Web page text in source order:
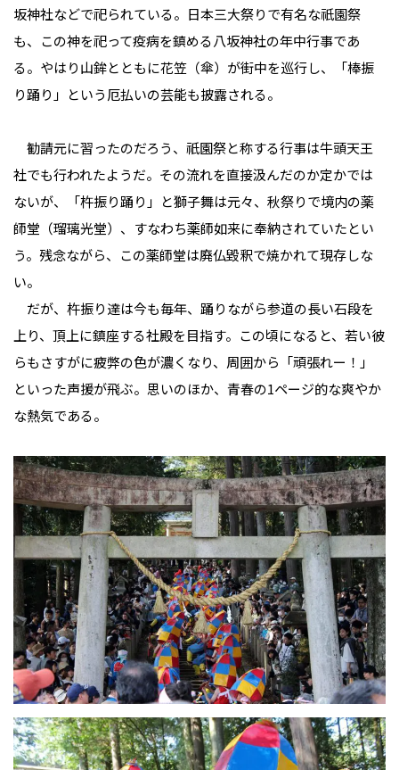
坂神社などで祀られている。日本三大祭りで有名な祇園祭
も、この神を祀って疫病を鎮める八坂神社の年中行事であ
る。やはり山鉾とともに花笠（傘）が街中を巡行し、「棒振
り踊り」という厄払いの芸能も披露される。
勧請元に習ったのだろう、祇園祭と称する行事は牛頭天王
社でも行われたようだ。その流れを直接汲んだのか定かでは
ないが、「杵振り踊り」と獅子舞は元々、秋祭りで境内の薬
師堂（瑠璃光堂）、すなわち薬師如来に奉納されていたとい
う。残念ながら、この薬師堂は廃仏毀釈で焼かれて現存しな
い。
――だが、杵振り達は今も毎年、踊りながら参道の長い石段を
上り、頂上に鎮座する社殿を目指す。この頃になると、若い彼
らもさすがに疲弊の色が濃くなり、周囲から「頑張れー！」
といった声援が飛ぶ。思いのほか、青春の1ページ的な爽やか
な熱気である。